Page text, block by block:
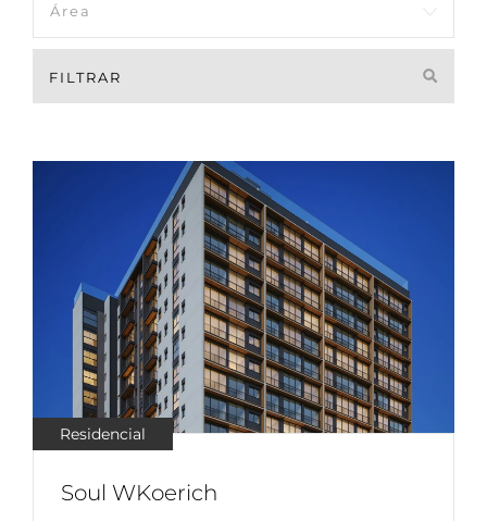
FILTRAR
Residencial
Soul WKoerich